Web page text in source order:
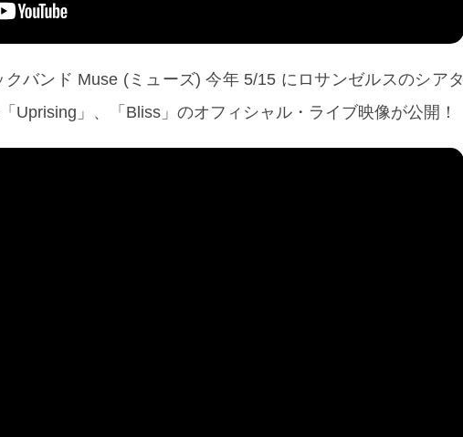
バンド Muse (ミューズ) 今年 5/15 にロサンゼルスのシアタ
Uprising」、「Bliss」のオフィシャル・ライブ映像が公開！